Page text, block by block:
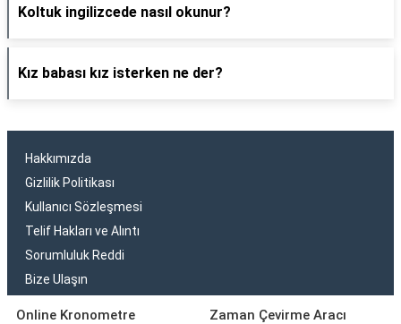
Koltuk ingilizcede nasıl okunur?
Kız babası kız isterken ne der?
Hakkımızda
Gizlilik Politikası
Kullanıcı Sözleşmesi
Telif Hakları ve Alıntı
Sorumluluk Reddi
Bize Ulaşın
Online Kronometre
Zaman Çevirme Aracı